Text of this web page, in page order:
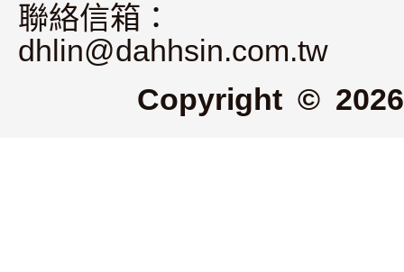
聯絡信箱：
dhlin@dahhsin.com.tw
Copyright ©